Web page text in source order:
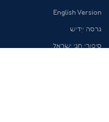
English Version
גרסה ייִדיש
סיפורי חגי ישראל